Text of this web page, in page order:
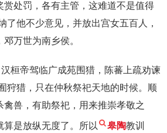
赏处罚，各有主管，这难道不是值得
了他不少意见，并放出宫女五百人，
万世为南乡侯。
桓帝驾临广成苑围猎，陈蕃上疏劝谏
狩猎，只在仲秋祭祀天地的时候。顺
禽兽，有助祭祀，用来推崇孝敬之
算是放纵无度了。所以 皋陶教训